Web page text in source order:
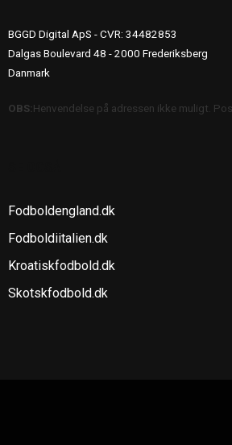
BGGD Digital ApS - CVR: 34482853
Dalgas Boulevard 48 - 2000 Frederiksberg
Danmark
OBS:Henvendelse på adressen ikke muligt.
Fodboldengland.dk
Fodboldiitalien.dk
Kroatiskfodbold.dk
Skotskfodbold.dk